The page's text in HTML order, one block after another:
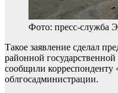
Фото: пресс-служба
Такое заявление сделал
районной
сообщили корреспонденту
облгосадминистрации.